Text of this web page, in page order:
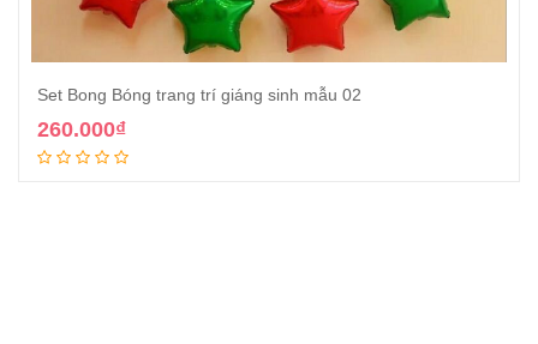
Set Bong Bóng trang trí giáng sinh mẫu 02
260.000₫